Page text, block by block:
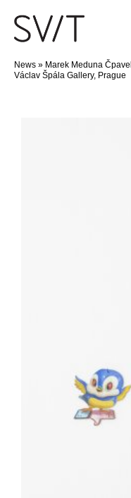
News » Marek Meduna
Václav Špála Gallery, Prague